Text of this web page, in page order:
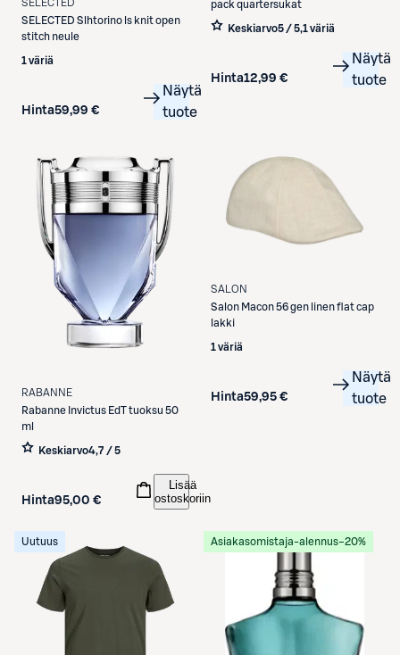
SELECTED
SELECTED Slhtorino ls knit open
stitch neule
1 väriä
Hinta59,99 €
Näytä
tuote
pack quartersukat
Keskiarvo5 / 5,1 väriä
Hinta12,99 €
Näytä
tuote
RABANNE
Rabanne Invictus EdT tuoksu 50
ml
Keskiarvo4,7 / 5
Hinta95,00 €
Lisää
ostoskoriin
SALON
Salon Macon 56 gen linen flat cap
lakki
1 väriä
Hinta59,95 €
Näytä
tuote
Uutuus Asiakasomistaja-alennus−20%